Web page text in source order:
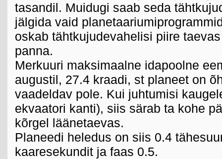
tasandil. Muidugi saab seda
jälgida vaid
oskab tähtkujudevahelisi piire
panna.
Merkuuri maksimaalne idapoolne
augustil, 27.4 kraadi, st planeet on
vaadeldav pole. Kui juhtumisi
ekvaatori kanti), siis särab ta kohe
kõrgel läänetaevas.
Planeedi heledus on siis 0.4
kaaresekundit ja faas 0.5.